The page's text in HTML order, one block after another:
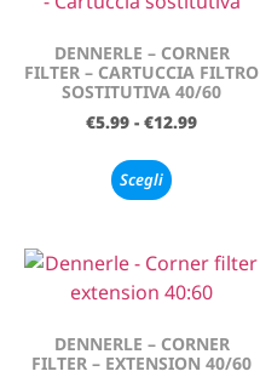
DENNERLE – CORNER
FILTER – CARTUCCIA FILTRO
SOSTITUTIVA 40/60
€5.99 - €12.99
Scegli
DENNERLE – CORNER
FILTER – EXTENSION 40/60